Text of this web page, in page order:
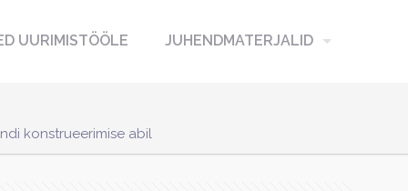
UURIMISTÖÖLE JUHENDMATERJALID
konstrueerimise abil